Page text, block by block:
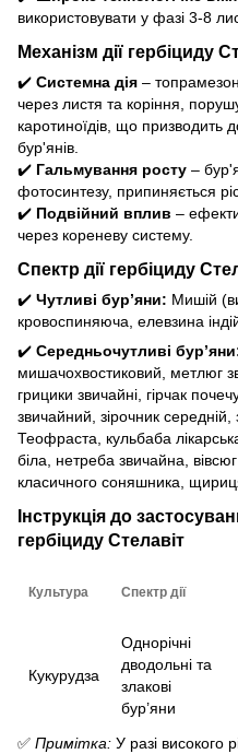
використовувати у фазі 3-8
Механізм дії гербіциду
✔️ Системна дія –
через листя та коріння,
каротиноїдів, що призводить
бур'янів.
✔️ Гальмування росту –
фотосинтезу, припиняється
✔️ Подвійний вплив –
через кореневу систему.
Спектр дії гербіциду
✔️ Чутливі бур’яни: Мишій
кровоспиняюча, елевзина
✔️ Середньочутливі
мишачохвостиковий, метлюг
грицики звичайні, гірчак
звичайний, зірочник
Теофраста, кульбаба
біла, нетреба звичайна,
класичного соняшника,
Інструкція до
гербіциду Стелавіт
Культура Спектр дії
Кукурудза
Однорічні
дводольні та
злакові
бур’яни
✅ Примітка: У разі високого